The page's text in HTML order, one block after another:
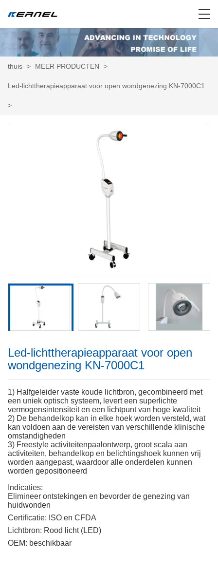
thuis > MEER PRODUCTEN >
Led-lichttherapieapparaat voor open wondgenezing KN-7000C1
>
Led-lichttherapieapparaat voor open
wondgenezing KN-7000C1
1) Halfgeleider vaste koude lichtbron, gecombineerd met
een uniek optisch systeem, levert een superlichte
vermogensintensiteit en een lichtpunt van hoge kwaliteit
2) De behandelkop kan in elke hoek worden versteld, wat
kan voldoen aan de vereisten van verschillende klinische
omstandigheden
3) Freestyle activiteitenpaalontwerp, groot scala aan
activiteiten, behandelkop en belichtingshoek kunnen vrij
worden aangepast, waardoor alle onderdelen kunnen
worden gepositioneerd
Indicaties:
Elimineer ontstekingen en bevorder de genezing van
huidwonden
Certificatie: ISO en CFDA
Lichtbron: Rood licht (LED)
OEM: beschikbaar